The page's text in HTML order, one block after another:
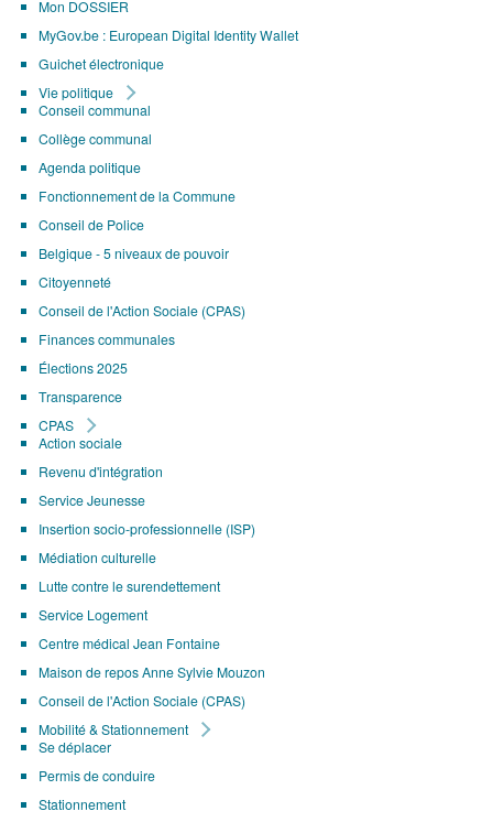
Mon DOSSIER
MyGov.be : European Digital Identity Wallet
Guichet électronique
Vie politique
Conseil communal
Collège communal
Agenda politique
Fonctionnement de la Commune
Conseil de Police
Belgique - 5 niveaux de pouvoir
Citoyenneté
Conseil de l'Action Sociale (CPAS)
Finances communales
Élections 2025
Transparence
CPAS
Action sociale
Revenu d'intégration
Service Jeunesse
Insertion socio-professionnelle (ISP)
Médiation culturelle
Lutte contre le surendettement
Service Logement
Centre médical Jean Fontaine
Maison de repos Anne Sylvie Mouzon
Conseil de l'Action Sociale (CPAS)
Mobilité & Stationnement
Se déplacer
Permis de conduire
Stationnement